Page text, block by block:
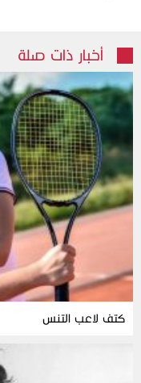
أخبار ذات صلة
كتف لاعب التنس